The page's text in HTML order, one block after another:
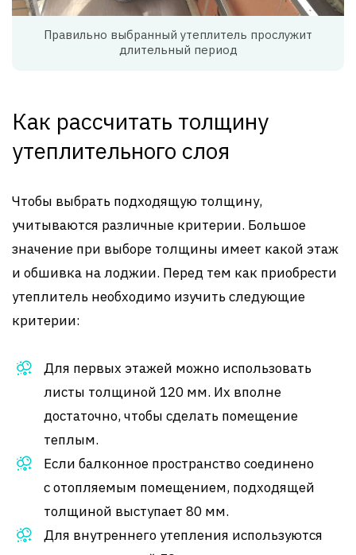
Правильно выбранный утеплитель прослужит
длительный период
Как рассчитать толщину
утеплительного слоя
Чтобы выбрать подходящую толщину,
учитываются различные критерии. Большое
значение при выборе толщины имеет какой этаж
и обшивка на лоджии. Перед тем как приобрести
утеплитель необходимо изучить следующие
критерии:
Для первых этажей можно использовать
листы толщиной 120 мм. Их вполне
достаточно, чтобы сделать помещение
теплым.
Если балконное пространство соединено
с отопляемым помещением, подходящей
толщиной выступает 80 мм.
Для внутреннего утепления используются